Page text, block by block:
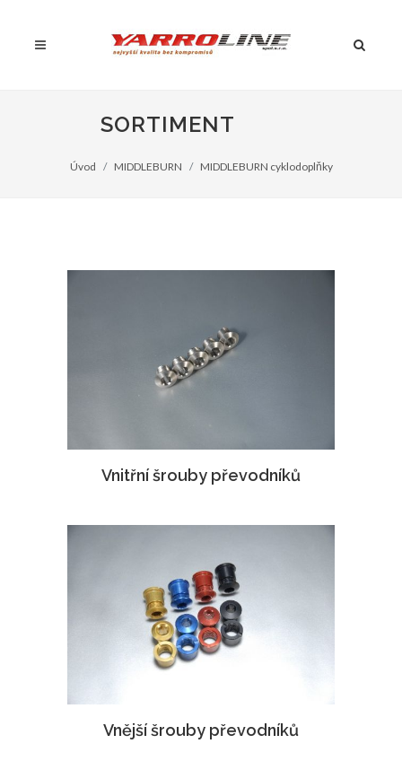
SORTIMENT
Úvod MIDDLEBURN MIDDLEBURN cyklodoplňky
Vnitřní šrouby převodníků
Vnější šrouby převodníků